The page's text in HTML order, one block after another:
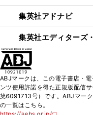
集英社アドナビ
集英社エディターズ
ABJマークは、この電子書店・
ンツ使用許諾を得た正規版配信
第6091713号）です。ABJマー
の一覧はこちら。